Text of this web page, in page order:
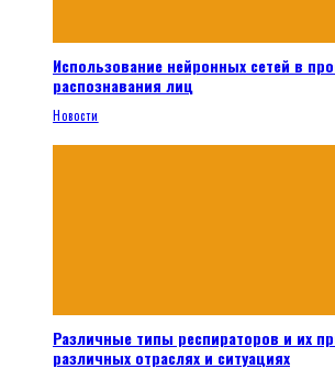
Использование нейронных сетей в
распознавания лиц
Новости
Различные типы респираторов и их
различных отраслях и ситуациях